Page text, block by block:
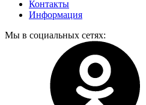
Контакты
Информация
Мы в социальных сетях: